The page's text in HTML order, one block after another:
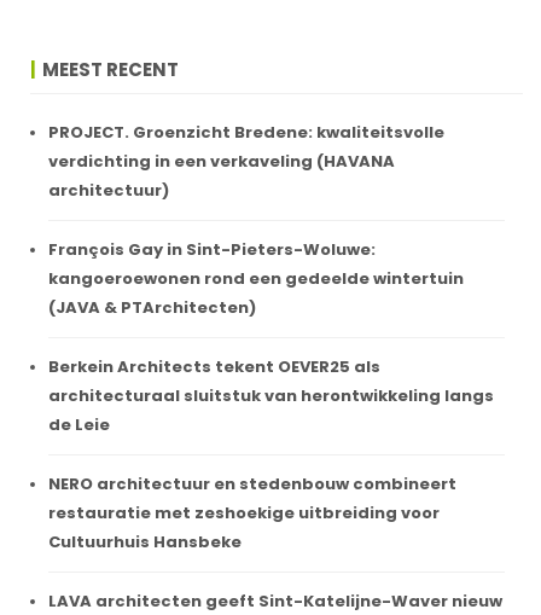
MEEST RECENT
PROJECT. Groenzicht Bredene: kwaliteitsvolle
verdichting in een verkaveling (HAVANA
architectuur)
François Gay in Sint-Pieters-Woluwe:
kangoeroewonen rond een gedeelde wintertuin
(JAVA & PTArchitecten)
Berkein Architects tekent OEVER25 als
architecturaal sluitstuk van herontwikkeling langs
de Leie
NERO architectuur en stedenbouw combineert
restauratie met zeshoekige uitbreiding voor
Cultuurhuis Hansbeke
LAVA architecten geeft Sint-Katelijne-Waver nieuw